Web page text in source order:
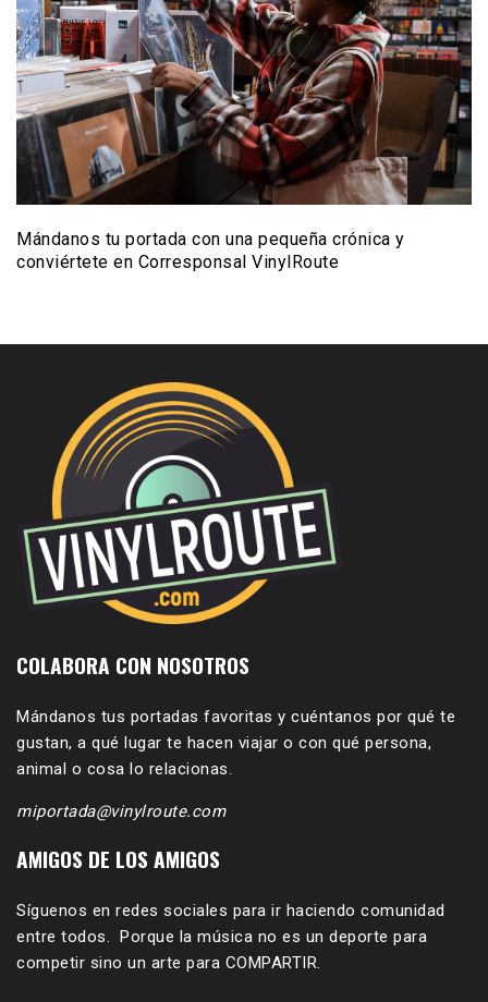
Mándanos tu portada con una pequeña crónica y
conviértete en Corresponsal VinylRoute
COLABORA CON NOSOTROS
Mándanos tus portadas favoritas y cuéntanos por qué te
gustan, a qué lugar te hacen viajar o con qué persona,
animal o cosa lo relacionas.
miportada@vinylroute.com
AMIGOS DE LOS AMIGOS
Síguenos en redes sociales para ir haciendo comunidad
entre todos. Porque la música no es un deporte para
competir sino un arte para COMPARTIR.